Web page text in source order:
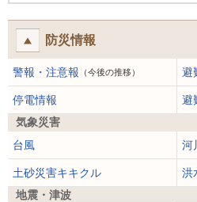
防災情報
警報・注意報 （今後の推移） 避
停電情報
避
気象災害
台風
河
土砂災害キキクル
洪
地震・津波